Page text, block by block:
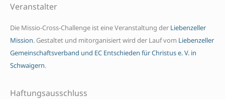
Veranstalter
Die Missio-Cross-Challenge ist eine Veranstaltung der Liebenzeller
Mission. Gestaltet und mitorganisiert wird der Lauf vom Liebenzeller
Gemeinschaftsverband und EC Entschieden für Christus e. V. in
Schwaigern.
Haftungsausschluss